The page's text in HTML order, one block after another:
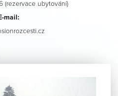
(rezervace ubytování)
mail: